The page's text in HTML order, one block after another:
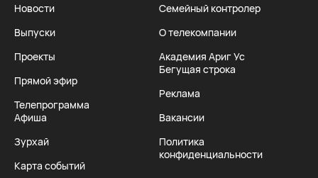
Новости
Выпуски
Проекты
Прямой эфир
Телепрограмма
Афиша
Зурхай
Карта событий
Семейный контролер
О телекомпании
Академия Ариг Ус
Бегущая строка
Реклама
Вакансии
Политика
конфиденциальности